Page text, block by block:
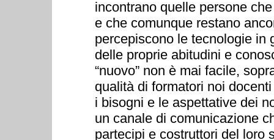
incontrano quelle persone
e che comunque restano
percepiscono le tecnologie in
delle proprie abitudini e
“nuovo” non è mai facile,
qualità di formatori noi
i bisogni e le aspettative dei
un canale di comunicazione
partecipi e costruttori del loro